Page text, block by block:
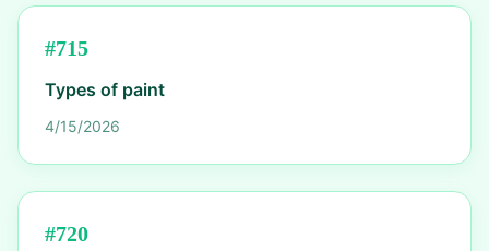
#715
Types of paint
4/15/2026
#720